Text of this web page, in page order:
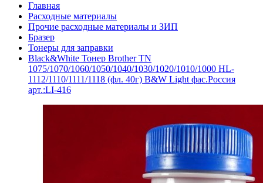
Главная
Расходные материалы
Прочие расходные материалы и ЗИП
Бразер
Тонеры для заправки
Black&White Тонер Brother TN
1075/1070/1060/1050/1040/1030/1020/1010/1000 HL-
1112/1110/1111/1118 (фл. 40г) B&W Light фас.Россия
арт.:LI-416